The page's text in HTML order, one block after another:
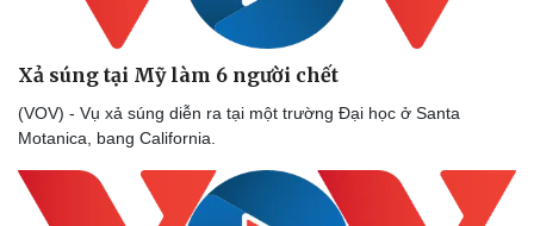
Xả súng tại Mỹ làm 6 người chết
(VOV) - Vụ xả súng diễn ra tại một trường Đại học ở Santa
Motanica, bang California.